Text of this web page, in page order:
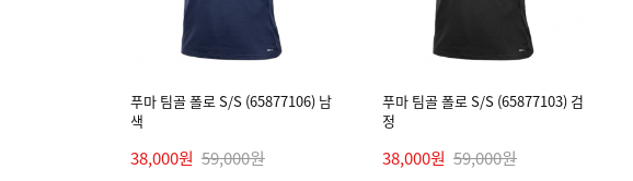
푸마 팀골 폴로 S/S (65877106) 남
색
38,000원 59,000원
푸마 팀골 폴로 S/S (65877103) 검
정
38,000원 59,000원